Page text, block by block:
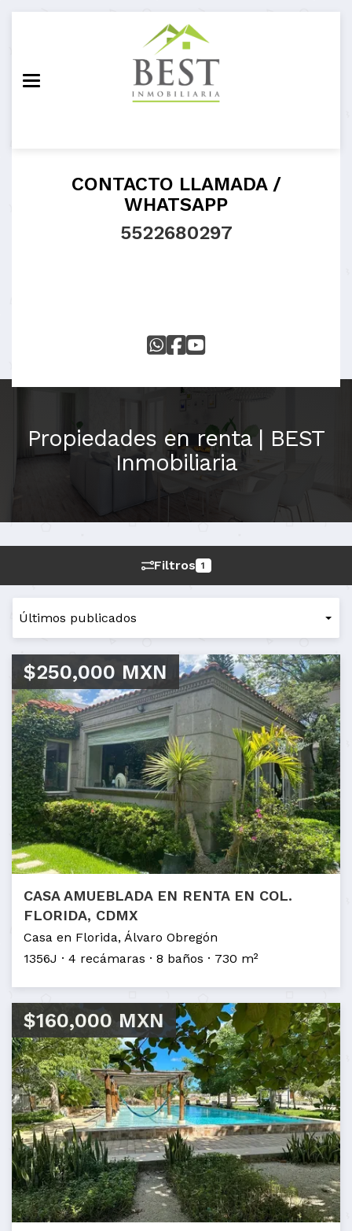
Toggle navigation
CONTACTO LLAMADA /
WHATSAPP
5522680297
Propiedades en renta | BEST
Inmobiliaria
Filtros 1
$250,000 MXN
CASA AMUEBLADA EN RENTA EN COL.
FLORIDA, CDMX
Casa en Florida, Álvaro Obregón
1356J
4 recámaras 8 baños 730 m²
$160,000 MXN